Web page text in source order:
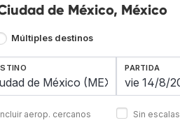
de México, México
Múltiples destinos
aerop. cercanos
PARTIDA
Sin escalas